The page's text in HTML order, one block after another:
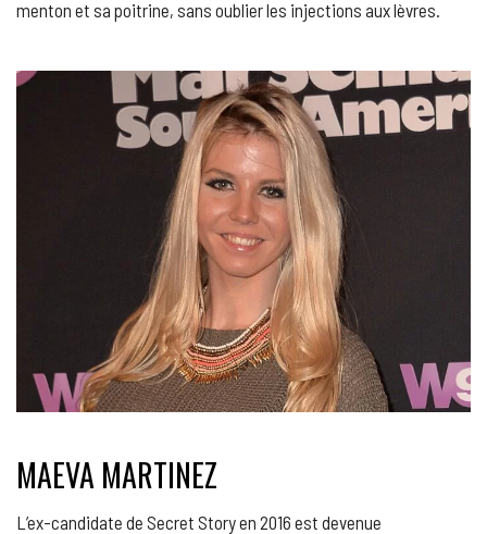
menton et sa poitrine, sans oublier les injections aux lèvres.
MAEVA MARTINEZ
L’ex-candidate de Secret Story en 2016 est devenue